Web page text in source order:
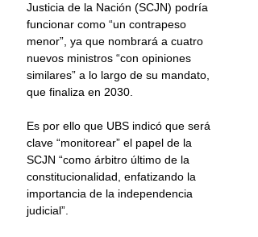
Justicia de la Nación (SCJN) podría
funcionar como “un contrapeso
menor”, ya que nombrará a cuatro
nuevos ministros “con opiniones
similares” a lo largo de su mandato,
que finaliza en 2030.
Es por ello que UBS indicó que será
clave “monitorear” el papel de la
SCJN “como árbitro último de la
constitucionalidad, enfatizando la
importancia de la independencia
judicial”.